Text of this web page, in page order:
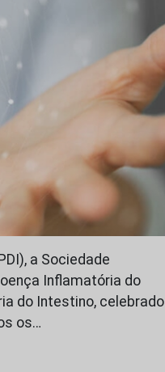
a Sociedade
Inflamatória do
do Intestino, celebrado
os…